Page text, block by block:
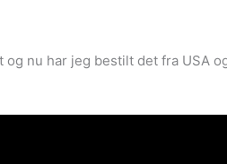
nu har jeg bestilt det fra USA